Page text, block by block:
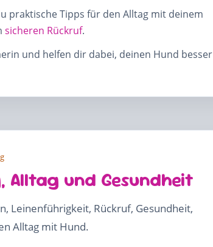
praktische Tipps für den Alltag mit deinem
sicheren Rückruf.
und helfen dir dabei, deinen Hund besser
und Gesundheit
Leinenführigkeit, Rückruf, Gesundheit,
Alltag mit Hund.